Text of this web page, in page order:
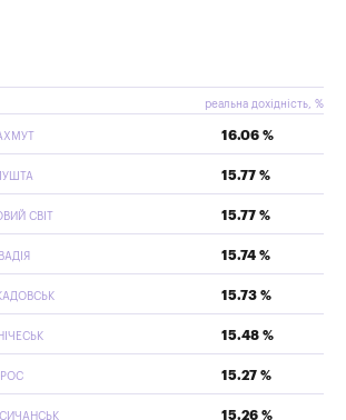
реальна дохідність, %
16.06 %
15.77 %
СВІТ 15.77 %
15.74 %
15.73 %
15.48 %
15.27 %
15.26 %